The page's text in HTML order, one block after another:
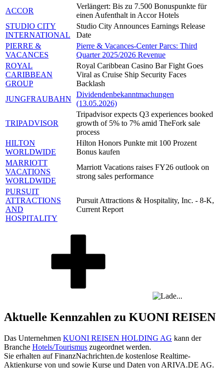
ACCOR
Verlängert: Bis zu 7.500 Bonuspunkte für
einen Aufenthalt in Accor Hotels
STUDIO CITY
INTERNATIONAL
Studio City Announces Earnings Release
Date
PIERRE &
VACANCES
Pierre & Vacances-Center Parcs: Third
Quarter 2025/2026 Revenue
ROYAL
CARIBBEAN
GROUP
Royal Caribbean Casino Bar Fight Goes
Viral as Cruise Ship Security Faces
Backlash
JUNGFRAUBAHN
Dividendenbekanntmachungen
(13.05.2026)
TRIPADVISOR
Tripadvisor expects Q3 experiences booked
growth of 5% to 7% amid TheFork sale
process
HILTON
WORLDWIDE
Hilton Honors Punkte mit 100 Prozent
Bonus kaufen
MARRIOTT
VACATIONS
WORLDWIDE
Marriott Vacations raises FY26 outlook on
strong sales performance
PURSUIT
ATTRACTIONS
AND
HOSPITALITY
Pursuit Attractions & Hospitality, Inc. - 8-K,
Current Report
Aktuelle Kennzahlen zu KUONI REISEN
Das Unternehmen KUONI REISEN HOLDING AG kann der
Branche Hotels/Tourismus zugeordnet werden.
Sie erhalten auf FinanzNachrichten.de kostenlose Realtime-
Aktienkurse von und sowie Kurse und Daten von ARIVA.DE AG.